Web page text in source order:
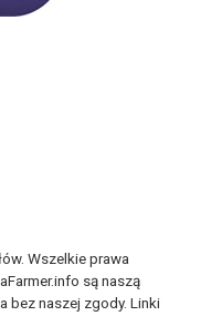
Wszelkie prawa
są naszą
bez naszej zgody. Linki